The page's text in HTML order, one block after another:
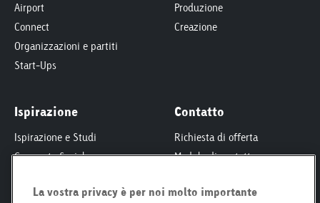
Airport
Connect
Organizzazioni e partiti
Start-Ups
Produzione
Creazione
Ispirazione
Ispirazione e Studi
Corporate Social
Smart City
Contatto
Richiesta di offerta
Modulo di contatto
Per proprietari fondiari
La vostra privacy è per noi molto importante